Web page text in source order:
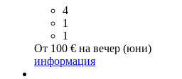
4
1
1
От 100 € на вечер (юни)
информация